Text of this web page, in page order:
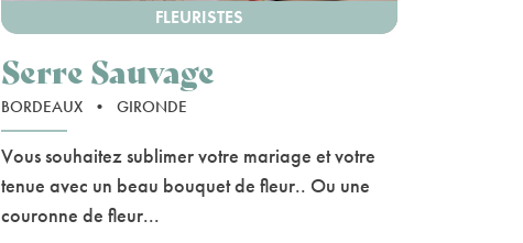
FLEURISTES
Serre Sauvage
BORDEAUX • GIRONDE
Vous souhaitez sublimer votre mariage et votre
tenue avec un beau bouquet de fleur.. Ou une
couronne de fleur...